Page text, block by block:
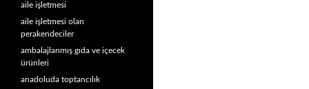
aile işletmesi
aile işletmesi olan
perakendeciler
ambalajlanmış gıda ve içecek
ürünleri
anadoluda toptancılık